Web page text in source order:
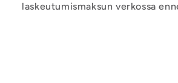
laskeutumismaksun verkossa